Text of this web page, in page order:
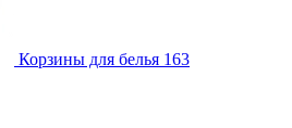
Корзины для белья 163